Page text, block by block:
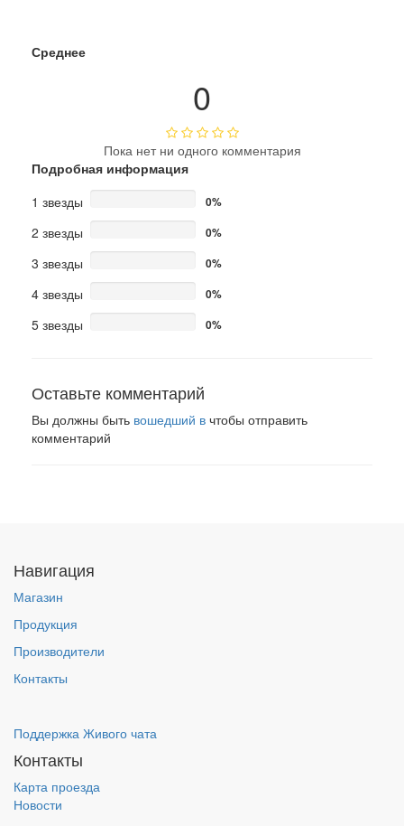
Среднее
0
Пока нет ни одного комментария
Подробная информация
1 звезды
0%
2 звезды 0%
3 звезды 0%
4 звезды 0%
5 звезды 0%
Оставьте комментарий
Вы должны быть вошедший в чтобы отправить
комментарий
Навигация
Магазин
Продукция
Производители
Контакты
Поддержка Живого чата
Контакты
Карта проезда
Новости